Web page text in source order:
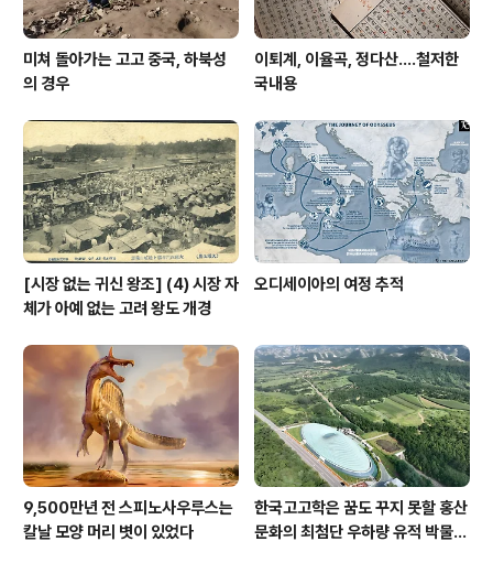
미쳐 돌아가는 고고 중국, 하북성
의 경우
이퇴계, 이율곡, 정다산....철저한
국내용
[시장 없는 귀신 왕조] (4) 시장 자
체가 아예 없는 고려 왕도 개경
오디세이아의 여정 추적
9,500만년 전 스피노사우루스는
칼날 모양 머리 볏이 있었다
한국고고학은 꿈도 꾸지 못할 홍산
문화의 최첨단 우하량 유적 박물관